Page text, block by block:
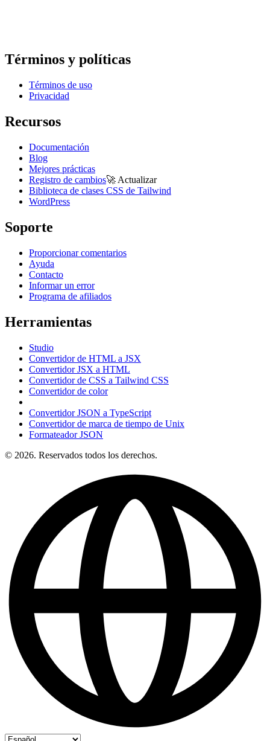
Términos y políticas
Términos de uso
Privacidad
Recursos
Documentación
Blog
Mejores prácticas
Registro de cambios🚀 Actualizar
Biblioteca de clases CSS de Tailwind
WordPress
Soporte
Proporcionar comentarios
Ayuda
Contacto
Informar un error
Programa de afiliados
Herramientas
Studio
Convertidor de HTML a JSX
Convertidor JSX a HTML
Convertidor de CSS a Tailwind CSS
Convertidor de color
Convertidor JSON a TypeScript
Convertidor de marca de tiempo de Unix
Formateador JSON
© 2026. Reservados todos los derechos.